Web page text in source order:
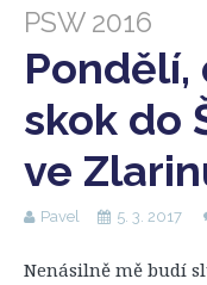
PSW 2016
Pondělí,
skok do
ve
Pavel 5. 3. 2017
Nenásilně mě budí